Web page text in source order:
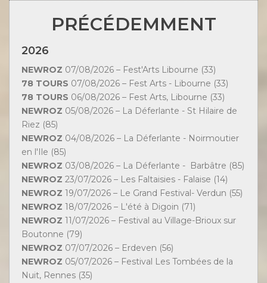
PRÉCÉDEMMENT
2026
NEWROZ 07/08/2026 – Fest'Arts Libourne (33)
78 TOURS 07/08/2026 – Fest Arts - Libourne (33)
78 TOURS 06/08/2026 – Fest Arts, Libourne (33)
NEWROZ 05/08/2026 – La Déferlante - St Hilaire de
Riez (85)
NEWROZ 04/08/2026 – La Déferlante - Noirmoutier
en l'Ile (85)
NEWROZ 03/08/2026 – La Déferlante - Barbâtre (85)
NEWROZ 23/07/2026 – Les Faltaisies - Falaise (14)
NEWROZ 19/07/2026 – Le Grand Festival- Verdun (55)
NEWROZ 18/07/2026 – L'été à Digoin (71)
NEWROZ 11/07/2026 – Festival au Village-Brioux sur
Boutonne (79)
NEWROZ 07/07/2026 – Erdeven (56)
NEWROZ 05/07/2026 – Festival Les Tombées de la
Nuit, Rennes (35)